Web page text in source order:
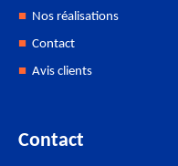
Nos réalisations
Contact
Avis clients
Contact